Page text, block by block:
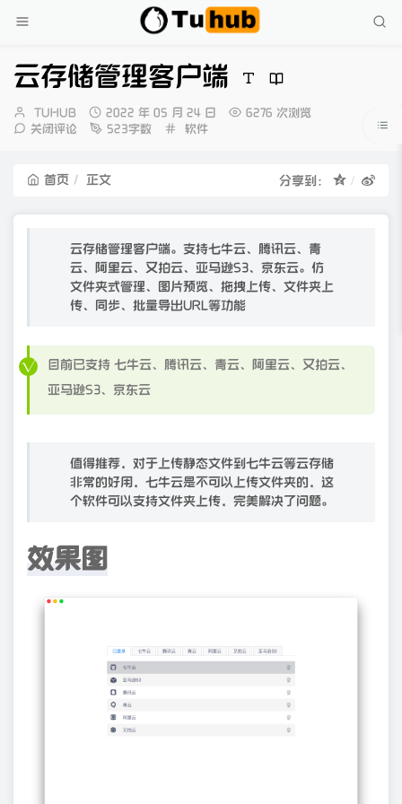
云存储管理客户端
博
主：
TUHUB
发
布
2022 年 05 月 24 日
6276 次浏览
关闭评论
523字数
分
软件
首页 正文 分享到：
云存储管理客户端。支持七牛云、腾讯云、青
云、阿里云、又拍云、亚马逊S3、京东云。仿
文件夹式管理、图片预览、拖拽上传、文件夹上
传、同步、批量导出URL等功能
目前已支持 七牛云、腾讯云、青云、阿里云、又拍云、
亚马逊S3、京东云
值得推荐，对于上传静态文件到七牛云等云存储
非常的好用，七牛云是不可以上传文件夹的，这
个软件可以支持文件夹上传，完美解决了问题。
效果图